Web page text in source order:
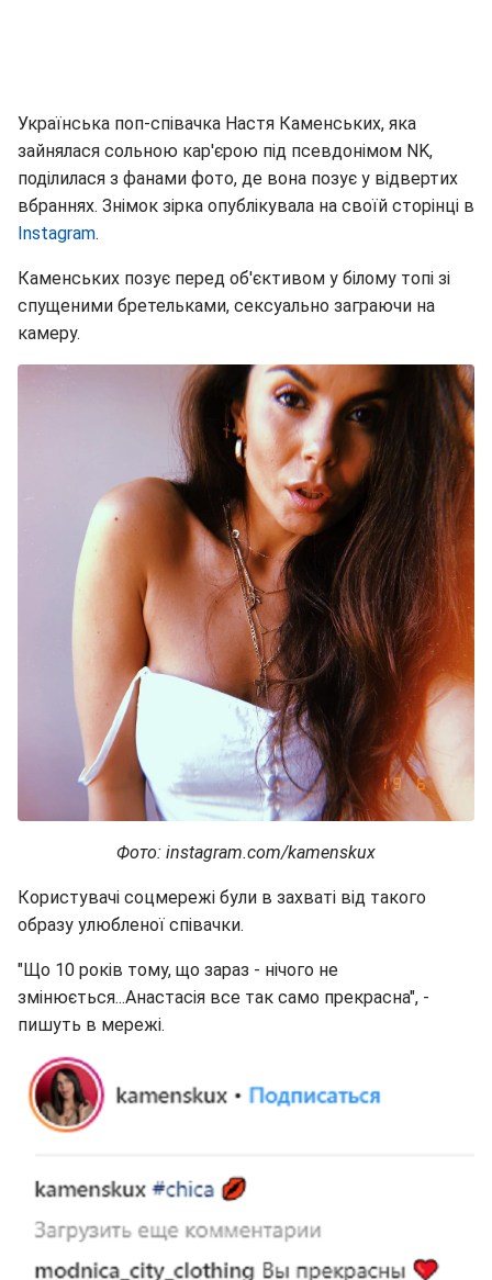
Українська поп-співачка Настя Каменських, яка
зайнялася сольною кар'єрою під псевдонімом NK,
поділилася з фанами фото, де вона позує у відвертих
вбраннях. Знімок зірка опублікувала на своїй сторінці в
Instagram.
Каменських позує перед об'єктивом у білому топі зі
спущеними бретельками, сексуально заграючи на
камеру.
Фото: instagram.com/kamenskux
Користувачі соцмережі були в захваті від такого
образу улюбленої співачки.
"Що 10 років тому, що зараз - нічого не
змінюється...Анастасія все так само прекрасна", -
пишуть в мережі.